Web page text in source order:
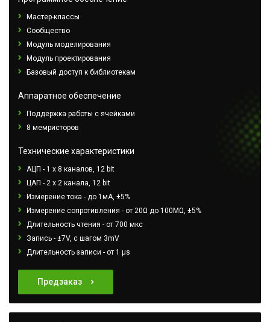
Мастер-классы
Сообщество
Модуль моделирования
Модуль проектирования
Базовый доступ к библиотекам
Аппаратное обеспечение
Поддержка работы с ячейками
8 мемристоров
Технические характеристики
АЦП - 1 х 8 каналов, 12 bit
ЦАП - 2 х 2 канала, 12 bit
Измерение тока - до 1мА, ±5%
Измерение сопротивления - от 20Ω до 100МΩ, ±5%
Длительность чтения - от 700 мкс
Запись - ±7V, с шагом 3mV
Длительность записи - от 1 μs
Предзаказ